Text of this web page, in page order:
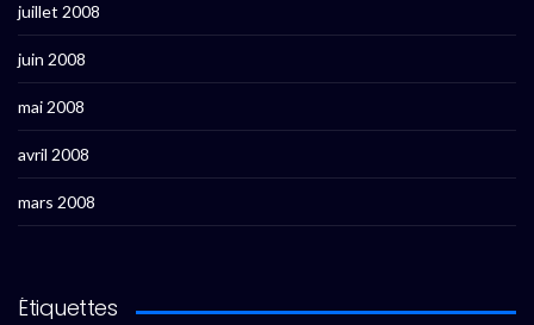
juillet 2008
juin 2008
mai 2008
avril 2008
mars 2008
Étiquettes